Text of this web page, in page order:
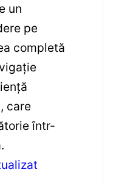
un
pe
completă
care
într-